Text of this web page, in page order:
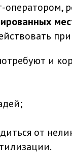
и
от